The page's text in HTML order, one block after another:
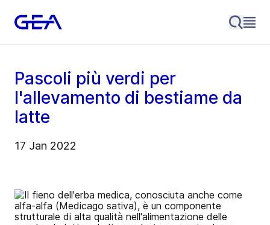
Pascoli più verdi per
l'allevamento di bestiame da
latte
17 Jan 2022